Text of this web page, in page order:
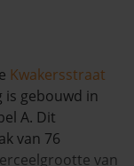
Kwakersstraat
is gebouwd in
A. Dit
van 76
van